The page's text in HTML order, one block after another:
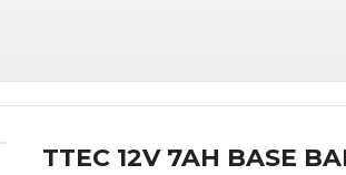
TTEC 12V 7AH BASE